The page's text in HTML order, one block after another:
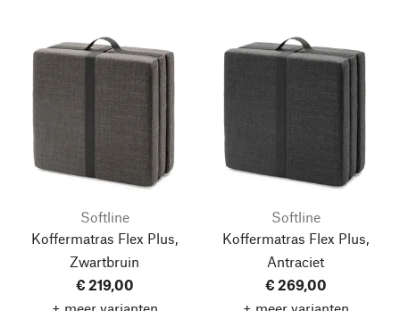
Softline
Koffermatras Flex Plus,
Zwartbruin
€ 219,00
Softline
Koffermatras Flex Plus,
Antraciet
€ 269,00